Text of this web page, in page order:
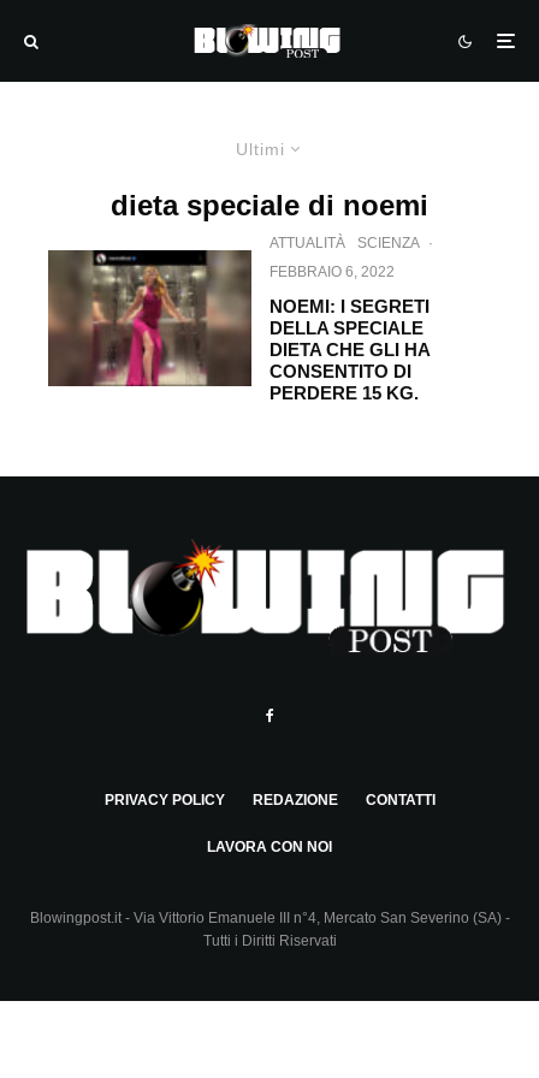
Ultimi
dieta speciale di noemi
ATTUALITÀ SCIENZA ·
FEBBRAIO 6, 2022
NOEMI: I SEGRETI
DELLA SPECIALE
DIETA CHE GLI HA
CONSENTITO DI
PERDERE 15 KG.
PRIVACY POLICY REDAZIONE CONTATTI
LAVORA CON NOI
Blowingpost.it - Via Vittorio Emanuele III n°4, Mercato San Severino (SA) -
Tutti i Diritti Riservati